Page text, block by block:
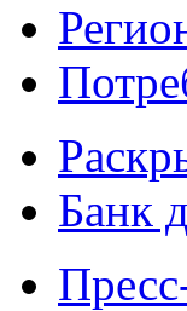
Банк